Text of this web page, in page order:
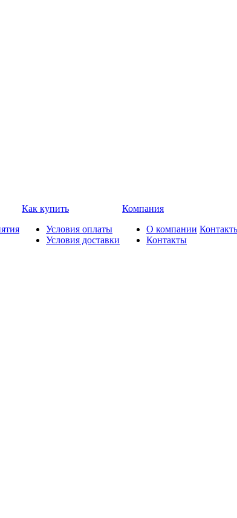
Как купить
Условия оплаты
Условия доставки
Компания
О компании
Контакты